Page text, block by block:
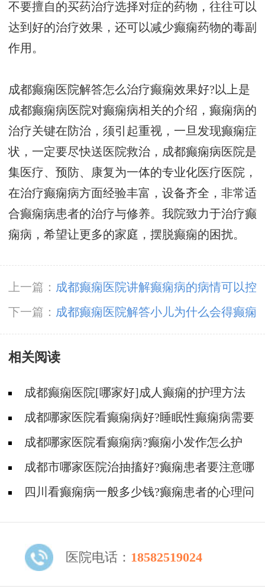
不要擅自的买药治疗选择对症的药物，往往可以
达到好的治疗效果，还可以减少癫痫药物的毒副
作用。
成都癫痫医院解答怎么治疗癫痫效果好?以上是
成都癫痫病医院对癫痫病相关的介绍，癫痫病的
治疗关键在防治，须引起重视，一旦发现癫痫症
状，一定要尽快送医院救治，成都癫痫病医院是
集医疗、预防、康复为一体的专业化医疗医院，
在治疗癫痫病方面经验丰富，设备齐全，非常适
合癫痫病患者的治疗与修养。我院致力于治疗癫
痫病，希望让更多的家庭，摆脱癫痫的困扰。
上一篇： 成都癫痫医院讲解癫痫病的病情可以控
制吗?
下一篇： 成都癫痫医院解答小儿为什么会得癫痫
呢?
相关阅读
成都癫痫医院[哪家好]成人癫痫的护理方法
是什么?
成都哪家医院看癫痫病好?睡眠性癫痫病需要
注意什么?
成都哪家医院看癫痫病?癫痫小发作怎么护
理?成都市哪家医院治抽搐好?癫痫患者要注意哪
些饮食问题?
四川看癫痫病一般多少钱?癫痫患者的心理问
医院电话： 18582519024